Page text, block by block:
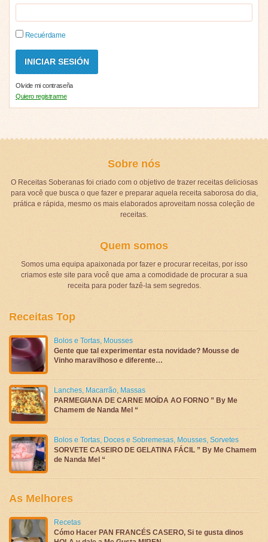
Recuérdame
Olvide mi contraseña
Quiero registrarme
Sobre nós
O Receitas Soberanas foi criado com o objetivo de trazer receitas deliciosas
para você que busca o que fazer e preparar aquela receita saborosa do dia,
prática e rápida, mesmo os mais elaborados aproveitam nossa coleção de
receitas.
Quem somos
Somos uma equipa apaixonada por fazer e procurar receitas, por isso
criamos este site para você que ama a comodidade de procurar a sua
receita para poder fazê-la sem segredos.
Receitas Top
Bolos e Tortas, Mousses
Gente que tal experimentar esta novidade? Mousse de
Vinho maravilhoso e diferente…
Lanches, Macarrão, Massas
PARMEGIANA DE CARNE MOÍDA AO FORNO ” By Me
Chamem de Nanda Mel “
Bolos e Tortas, Doces e Sobremesas, Mousses, Sorvetes
SORVETE CASEIRO DE GELATINA FÁCIL ” By Me Chamem
de Nanda Mel “
As Melhores
Recetas
Cómo Hacer PAN FRANCÉS CASERO, Si te gusta dinos